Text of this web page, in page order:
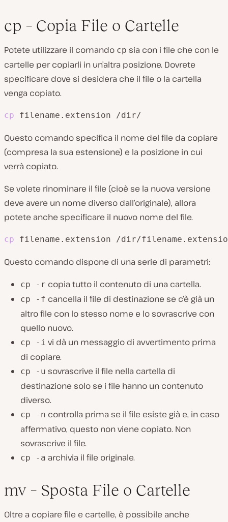
cp – Copia File o Cartelle
Potete utilizzare il comando cp sia con i file che con le
cartelle per copiarli in un’altra posizione. Dovrete
specificare dove si desidera che il file o la cartella
venga copiato.
cp filename.extension /dir/
Questo comando specifica il nome del file da copiare
(compresa la sua estensione) e la posizione in cui
verrà copiato.
Se volete rinominare il file (cioè se la nuova versione
deve avere un nome diverso dall’originale), allora
potete anche specificare il nuovo nome del file.
cp filename.extension /dir/
Questo comando dispone di una serie di parametri:
cp -r copia tutto il contenuto di una cartella.
cp -f cancella il file di destinazione se c’è già un
altro file con lo stesso nome e lo sovrascrive con
quello nuovo.
cp -i vi dà un messaggio di avvertimento prima
di copiare.
cp -u sovrascrive il file nella cartella di
destinazione solo se i file hanno un contenuto
diverso.
cp -n controlla prima se il file esiste già e, in caso
affermativo, questo non viene copiato. Non
sovrascrive il file.
cp -a archivia il file originale.
mv – Sposta File o Cartelle
Oltre a copiare file e cartelle, è possibile anche